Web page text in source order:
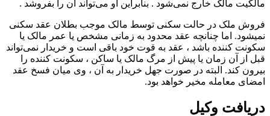
مالکیت مالک خارج نمى‌شود . بنابراین او مى‌تواند آن را بفروشد .
فروش ملک در حالت سکنی توسط مالک موجب بطلان عقد سکنى‌
نمیشود. اما چنانچه عقد محدود به زمانى مشخص یا عمر مالک یا
سکونت کننده باشد ، عقد به قوت خود باقى است و خریدار نمى‌تواند
قبل از آن زمان یا پیش از مرگ مالک یا ساکن ، سکونت کننده را
بیرون کند. البته در صورت جهل خریدار به آن ، وى میان فسخ عقد
امضاى معامله مخیر خواهد بود.
دریافت وکیل